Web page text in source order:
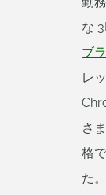
な
ブ
レ
さ
格
た。